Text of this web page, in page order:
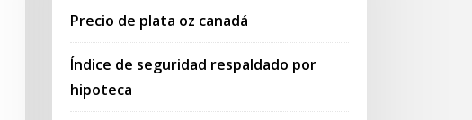
Precio de plata oz canadá
Índice de seguridad respaldado por
hipoteca